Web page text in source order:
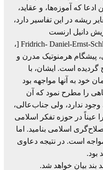
که آموزه‌ها، و عقاید،
ریشه در این تفاسیر دارد،
دانیل ارنست
شلایرماخرFridrich- Daniel-Ernst-Schleirmacher] 1768-1834 [،
پیشگام هرمنوتیک مدرن و
است. ایشان، با
خود به آنها مواجهه بود
را مطرح نمود که آن
ندارد، ولی جناب‌عالی،
عیناً در حوزه تفکر اسلامی
اسلامی بنامید. اما
است. در نتیجه دعاوی
بود.
بند بیان خواهد شد.